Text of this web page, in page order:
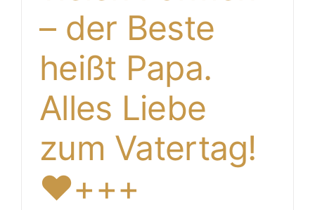
– der Beste
heißt Papa.
Alles Liebe
zum Vatertag!
❤️+++